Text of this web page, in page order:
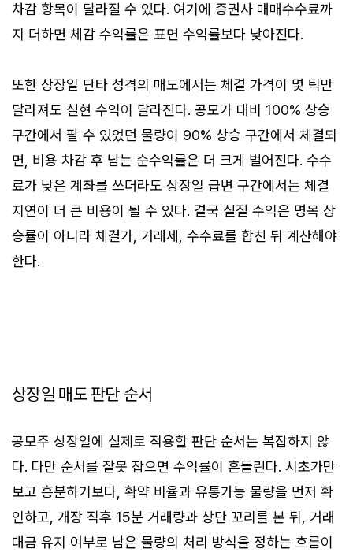
차감 항목이 달라질 수 있다. 여기에 증권사 매매수수료까
지 더하면 체감 수익률은 표면 수익률보다 낮아진다.
또한 상장일 단타 성격의 매도에서는 체결 가격이 몇 틱만
달라져도 실현 수익이 달라진다. 공모가 대비 100% 상승
구간에서 팔 수 있었던 물량이 90% 상승 구간에서 체결되
면, 비용 차감 후 남는 순수익률은 더 크게 벌어진다. 수수
료가 낮은 계좌를 쓰더라도 상장일 급변 구간에서는 체결
지연이 더 큰 비용이 될 수 있다. 결국 실질 수익은 명목 상
승률이 아니라 체결가, 거래세, 수수료를 합친 뒤 계산해야
한다.
상장일 매도 판단 순서
공모주 상장일에 실제로 적용할 판단 순서는 복잡하지 않
다. 다만 순서를 잘못 잡으면 수익률이 흔들린다. 시초가만
보고 흥분하기보다, 확약 비율과 유통가능 물량을 먼저 확
인하고, 개장 직후 15분 거래량과 상단 꼬리를 본 뒤, 거래
대금 유지 여부로 남은 물량의 처리 방식을 정하는 흐름이